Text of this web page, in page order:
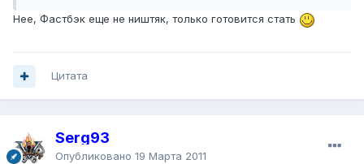
Нее, Фастбэк еще не ништяк, только готовится стать
Цитата
Serg93
Опубликовано 19 Марта 2011